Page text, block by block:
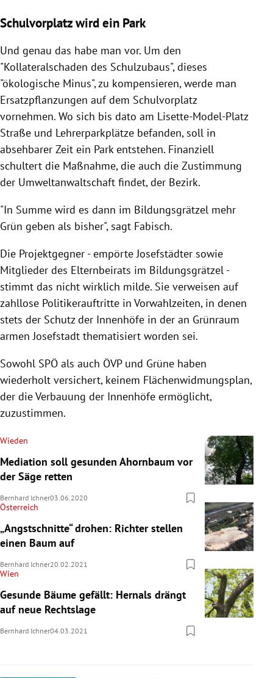
Schulvorplatz wird ein Park
Und genau das habe man vor. Um den
"Kollateralschaden des Schulzubaus", dieses
"ökologische Minus", zu kompensieren, werde man
Ersatzpflanzungen auf dem Schulvorplatz
vornehmen. Wo sich bis dato am Lisette-Model-Platz
Straße und Lehrerparkplätze befanden, soll in
absehbarer Zeit ein Park entstehen. Finanziell
schultert die Maßnahme, die auch die Zustimmung
der Umweltanwaltschaft findet, der Bezirk.
"In Summe wird es dann im Bildungsgrätzel mehr
Grün geben als bisher", sagt Fabisch.
Die Projektgegner - empörte Josefstädter sowie
Mitglieder des Elternbeirats im Bildungsgrätzel -
stimmt das nicht wirklich milde. Sie verweisen auf
zahllose Politikerauftritte in Vorwahlzeiten, in denen
stets der Schutz der Innenhöfe in der an Grünraum
armen Josefstadt thematisiert worden sei.
Sowohl SPÖ als auch ÖVP und Grüne haben
wiederholt versichert, keinem Flächenwidmungsplan,
der die Verbauung der Innenhöfe ermöglicht,
zuzustimmen.
Wieden
Mediation soll gesunden Ahornbaum vor
der Säge retten
Bernhard Ichner03.06.2020
Österreich
„Angstschnitte“ drohen: Richter stellen
einen Baum auf
Bernhard Ichner20.02.2021
Wien
Gesunde Bäume gefällt: Hernals drängt
auf neue Rechtslage
Bernhard Ichner04.03.2021